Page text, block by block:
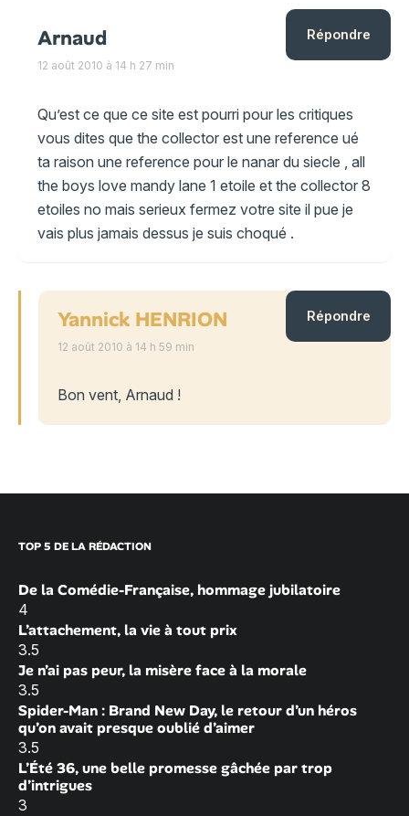
Arnaud
12 août 2010 à 14 h 27 min
Qu’est ce que ce site est pourri pour les critiques
vous dites que the collector est une reference ué
ta raison une reference pour le nanar du siecle , all
the boys love mandy lane 1 etoile et the collector 8
etoiles no mais serieux fermez votre site il pue je
vais plus jamais dessus je suis choqué .
Répondre
Yannick HENRION
12 août 2010 à 14 h 59 min
Bon vent, Arnaud !
Répondre
TOP 5 DE LA RÉDACTION
De la Comédie-Française, hommage jubilatoire
4
L’attachement, la vie à tout prix
3.5
Je n’ai pas peur, la misère face à la morale
3.5
Spider-Man : Brand New Day, le retour d’un héros
qu’on avait presque oublié d’aimer
3.5
L’Été 36, une belle promesse gâchée par trop
d’intrigues
3